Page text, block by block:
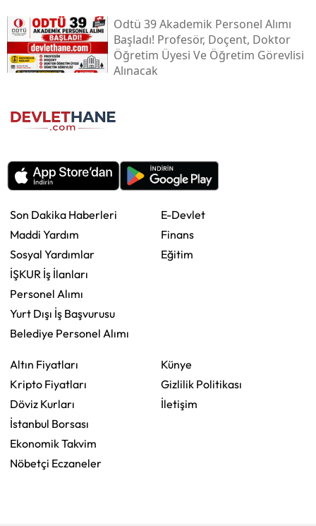
Odtü 39 Akademik Personel Alımı
Başladı! Profesör, Doçent, Doktor
Öğretim Üyesi Ve Öğretim Görevlisi
Alınacak
Son Dakika Haberleri
Maddi Yardım
Sosyal Yardımlar
İŞKUR İş İlanları
Personel Alımı
Yurt Dışı İş Başvurusu
Belediye Personel Alımı
E-Devlet
Finans
Eğitim
Altın Fiyatları
Kripto Fiyatları
Döviz Kurları
İstanbul Borsası
Ekonomik Takvim
Nöbetçi Eczaneler
Künye
Gizlilik Politikası
İletişim